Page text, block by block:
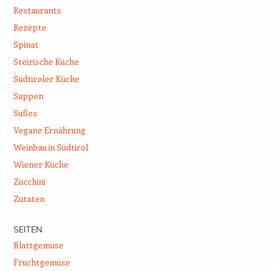
Restaurants
Rezepte
Spinat
Steirische Küche
Südtiroler Küche
Suppen
Süßes
Vegane Ernährung
Weinbau in Südtirol
Wiener Küche
Zucchini
Zutaten
SEITEN
Blattgemüse
Fruchtgemüse